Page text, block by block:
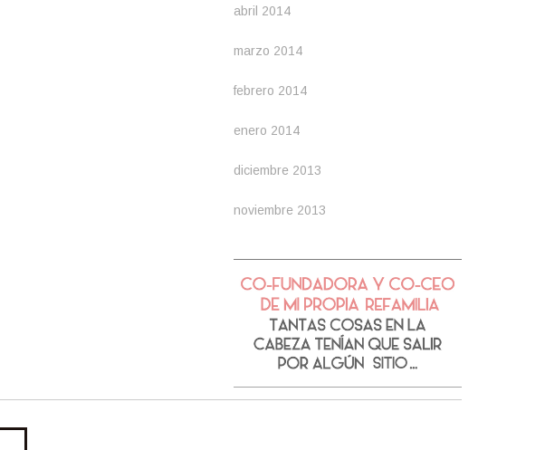
abril 2014
marzo 2014
febrero 2014
enero 2014
diciembre 2013
noviembre 2013